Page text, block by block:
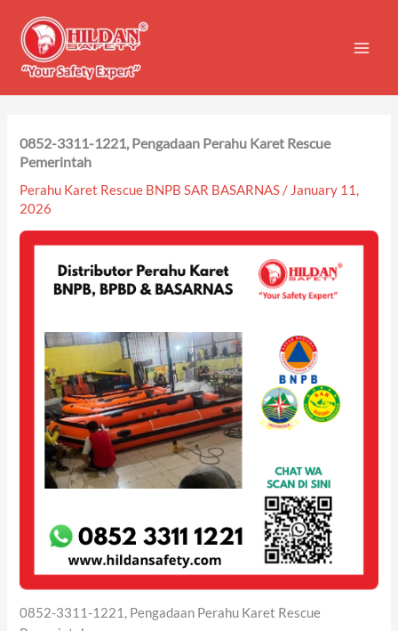
content
0852-3311-1221, Pengadaan Perahu Karet Rescue
Pemerintah
Perahu Karet Rescue BNPB SAR BASARNAS/ January 11,
2026
0852-3311-1221, Pengadaan Perahu Karet Rescue